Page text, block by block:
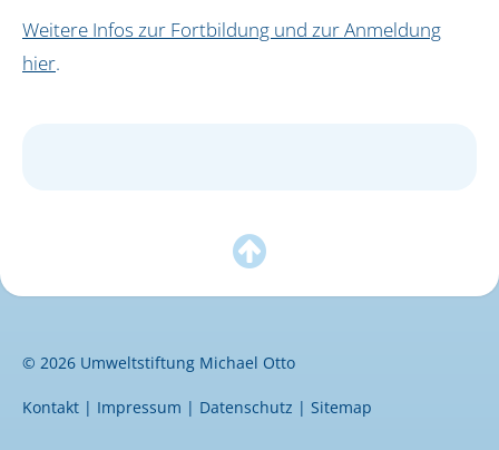
Weitere Infos zur Fortbildung und zur Anmeldung
hier.

© 2026 Umweltstiftung Michael Otto
Kontakt | Impressum | Datenschutz | Sitemap